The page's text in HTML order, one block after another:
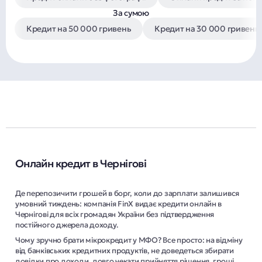
За сумою
Кредит на 50 000 гривень
Кредит на 30 000 гривень
Онлайн кредит в Чернігові
Де перепозичити грошей в борг, коли до зарплати залишився
умовний тиждень: компанія FinX видає кредити онлайн в
Чернігові для всіх громадян України без підтвердження
постійного джерела доходу.
Чому зручно брати мікрокредит у МФО? Все просто: на відміну
від банківських кредитних продуктів, не доведеться збирати